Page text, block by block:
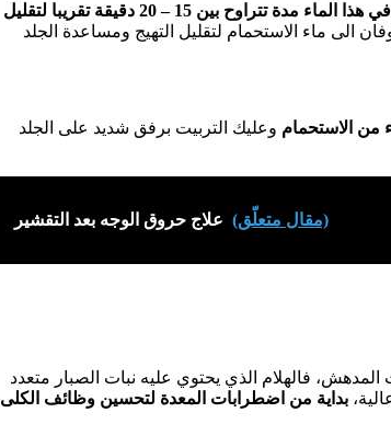
والبقاء في هذا الماء مدة تتراوح بين 15 – 20 دقيقة تقريبا لتقليل
ماء الاستحمام لتقليل التهيج ومساعدة الجلد
من الاستحمام وعليك التربيت برفق شديد على الجلد
(مقال متعلّق) علاج حروق الوجه بعد التقشير
فالهلام الذي يحتوي عليه نبات الصبار متعدد
بداية من اضطرابات المعدة لتحسين وظائف الكلى